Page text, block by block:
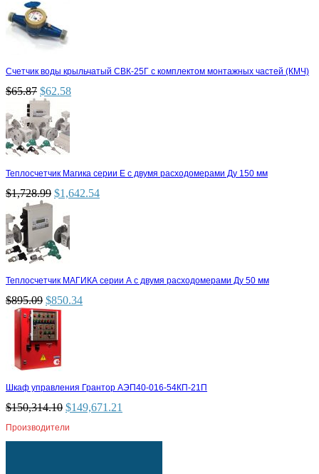
Счетчик воды крыльчатый СВК-25Г с комплектом монтажных частей (КМЧ)
$65.87 $62.58
Теплосчетчик Магика серии Е с двумя расходомерами Ду 150 мм
$1,728.99 $1,642.54
Теплосчетчик МАГИКА серии А с двумя расходомерами Ду 50 мм
$895.09 $850.34
Шкаф управления Грантор АЭП40-016-54КП-21П
$150,314.10 $149,671.21
Производители